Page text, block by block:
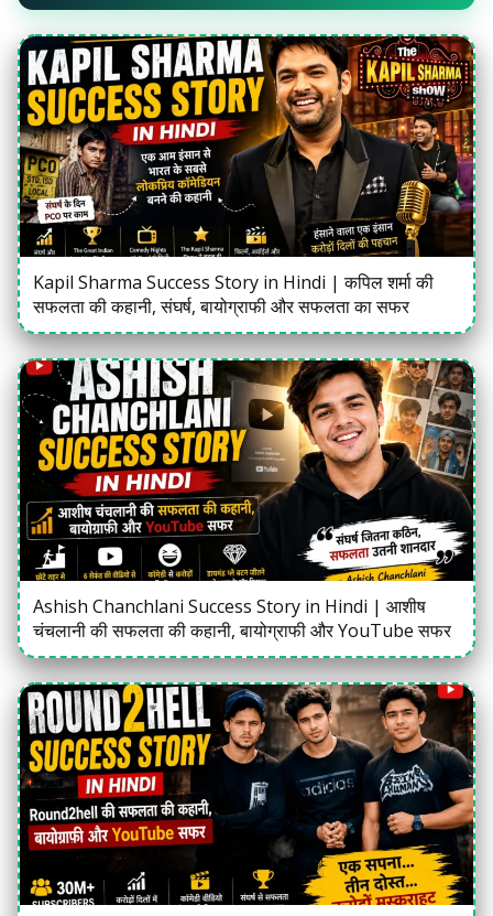
Kapil Sharma Success Story in Hindi | कपिल शर्मा की
सफलता की कहानी, संघर्ष, बायोग्राफी और सफलता का सफर
Ashish Chanchlani Success Story in Hindi | आशीष
चंचलानी की सफलता की कहानी, बायोग्राफी और YouTube सफर